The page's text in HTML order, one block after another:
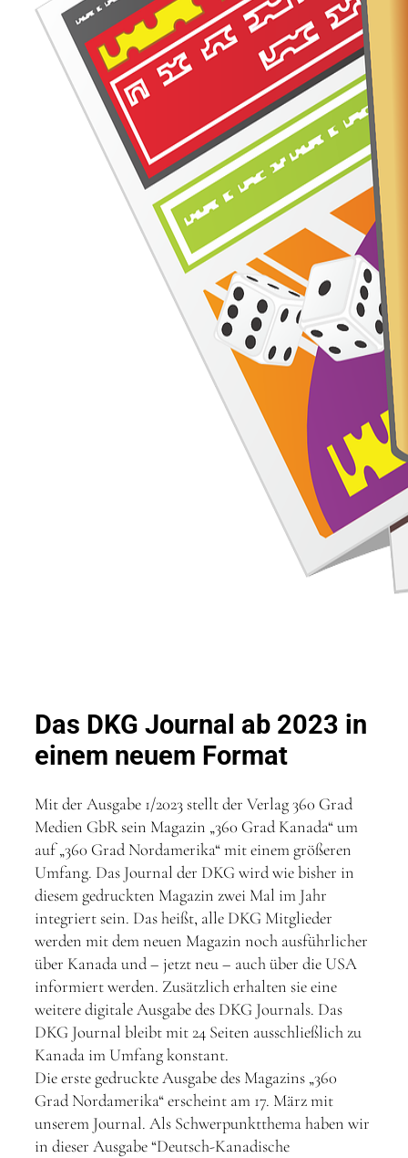
Das DKG Journal ab 2023 in
einem neuem Format
Mit der Ausgabe 1/2023 stellt der Verlag 360 Grad
Medien GbR sein Magazin „360 Grad Kanada“ um
auf „360 Grad Nordamerika“ mit einem größeren
Umfang. Das Journal der DKG wird wie bisher in
diesem gedruckten Magazin zwei Mal im Jahr
integriert sein. Das heißt, alle DKG Mitglieder
werden mit dem neuen Magazin noch ausführlicher
über Kanada und – jetzt neu – auch über die USA
informiert werden. Zusätzlich erhalten sie eine
weitere digitale Ausgabe des DKG Journals. Das
DKG Journal bleibt mit 24 Seiten ausschließlich zu
Kanada im Umfang konstant.
Die erste gedruckte Ausgabe des Magazins „360
Grad Nordamerika“ erscheint am 17. März mit
unserem Journal. Als Schwerpunktthema haben wir
in dieser Ausgabe “Deutsch-Kanadische